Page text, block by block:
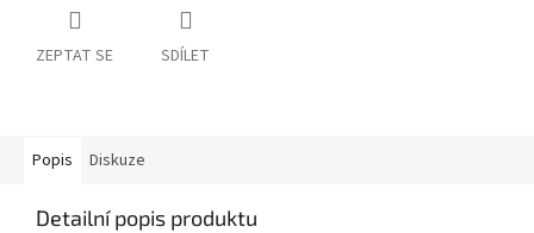
ZEPTAT SE SDÍLET
Popis Diskuze
Detailní popis produktu